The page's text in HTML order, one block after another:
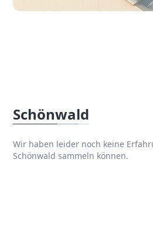
Schönwald
Wir haben leider noch keine
Schönwald sammeln können.